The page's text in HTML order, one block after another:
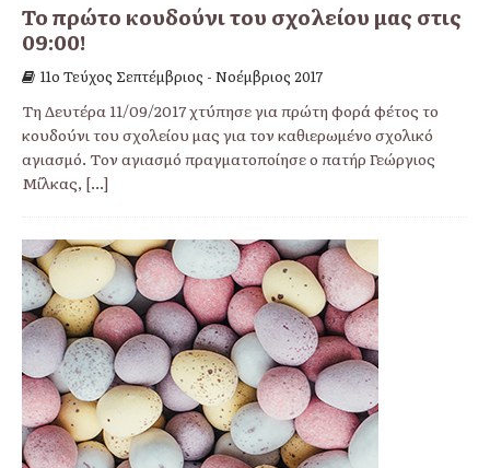
To πρώτο κουδούνι του σχολείου μας στις
09:00!
11o Τεύχος Σεπτέμβριος - Νοέμβριος 2017
Τη Δευτέρα 11/09/2017 χτύπησε για πρώτη φορά φέτος το
κουδούνι του σχολείου μας για τον καθιερωμένο σχολικό
αγιασμό. Τον αγιασμό πραγματοποίησε ο πατήρ Γεώργιος
Μίλκας, [...]